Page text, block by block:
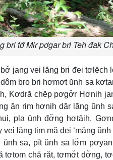
bri tơ̆ Mir pơgar bri Teh đak
jang vei lăng bri đei tơlĕch
bro bri hơmơt ŭnh sa
Kơdră chĕp pơgơ̆r Hơnih
ăn rim hơnih dăr lăng ŭnh
pla ŭnh đơ̆ng hơtăih.
lăng tim mă đei ‘măng
sa, pĭt ŭnh sa lơ̆m
tơtom chă răt, tơmơ̆t dơ̆ng,